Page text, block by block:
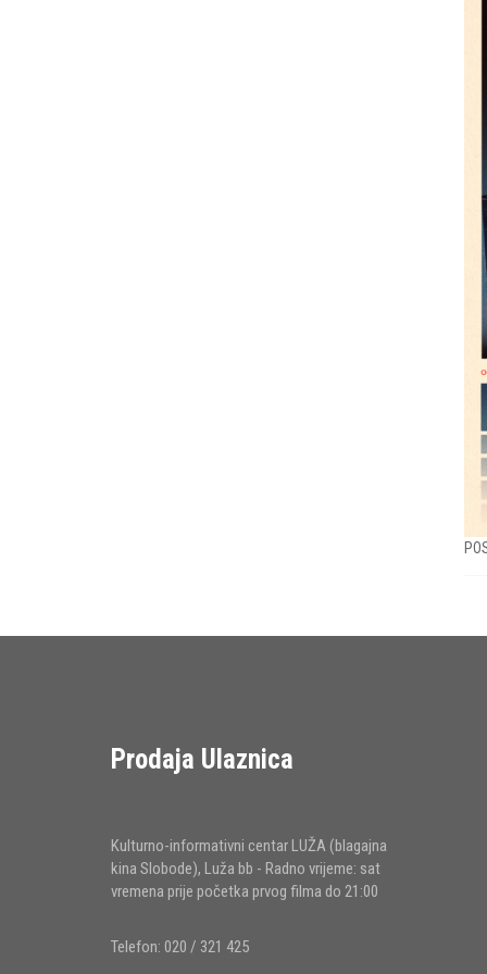
Prodaja Ulaznica
Kulturno-informativni centar LUŽA (blagajna
kina Slobode), Luža bb - Radno vrijeme: sat
vremena prije početka prvog filma do 21:00
Telefon: 020 / 321 425